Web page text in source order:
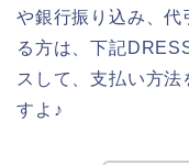
や銀行振り込み、代
る方は、下記
スして、支払い方法
すよ♪